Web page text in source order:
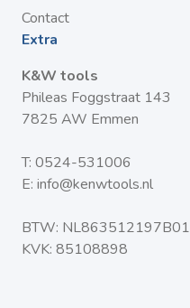
Contact
Extra
K&W tools
Phileas Foggstraat 143
7825 AW Emmen
T: 0524-531006
E: info@kenwtools.nl
BTW: NL863512197B01
KVK: 85108898